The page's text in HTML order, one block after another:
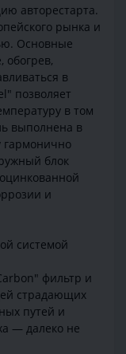
авторестарта.
рынка и
Основные
обогрев,
в
позволяет
в том
выполнена в
гармонично
блок
и
системой
фильтр и
страдающих
путей и
— далеко не